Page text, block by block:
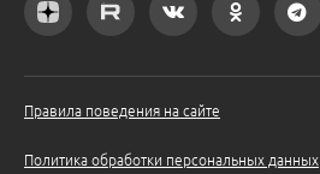
Правила поведения на сайте
Политика обработки персональных данных